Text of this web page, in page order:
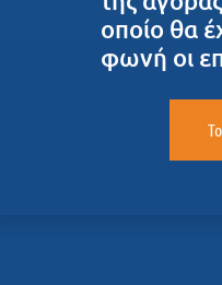
οποίο θα
φωνή οι